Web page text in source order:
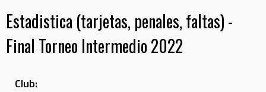
Estadistica (tarjetas, penales, faltas) -
Final Torneo Intermedio 2022
Club: